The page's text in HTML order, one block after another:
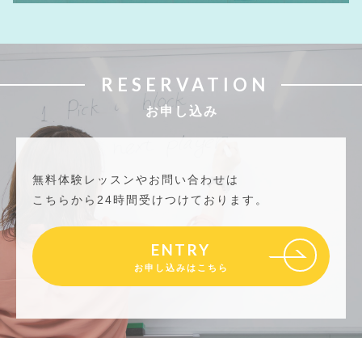
RESERVATION
お申し込み
無料体験レッスンやお問い合わせは
こちらから24時間受けつけております。
ENTRY
お申し込みはこちら